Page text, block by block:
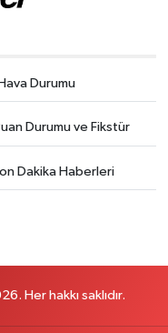
Hava Durumu
Durumu ve Fikstür
Dakika Haberleri
Her hakkı saklıdır.